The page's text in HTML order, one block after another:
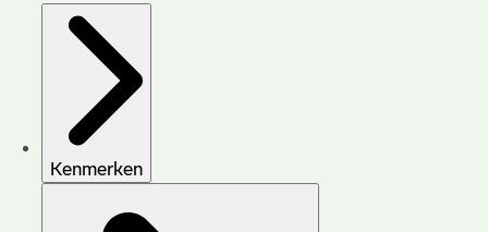
Kenmerken